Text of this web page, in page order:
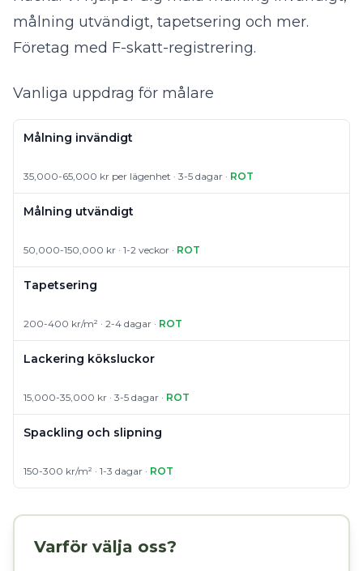
målning utvändigt, tapetsering och mer.
Företag med F-skatt-registrering.
Vanliga uppdrag för målare
Målning invändigt
35,000-65,000 kr per lägenhet · 3-5 dagar · ROT
Målning utvändigt
50,000-150,000 kr · 1-2 veckor · ROT
Tapetsering
200-400 kr/m² · 2-4 dagar · ROT
Lackering köksluckor
15,000-35,000 kr · 3-5 dagar · ROT
Spackling och slipning
150-300 kr/m² · 1-3 dagar · ROT
Varför välja oss?